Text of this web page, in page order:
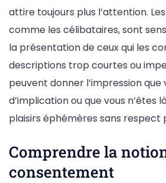
attire toujours plus l’attention.
comme les célibataires, sont
la présentation de ceux qui les
descriptions trop courtes ou
peuvent donner l’impression que
d’implication ou que vous n’êtes
plaisirs éphémères sans respect
Comprendre la
consentement